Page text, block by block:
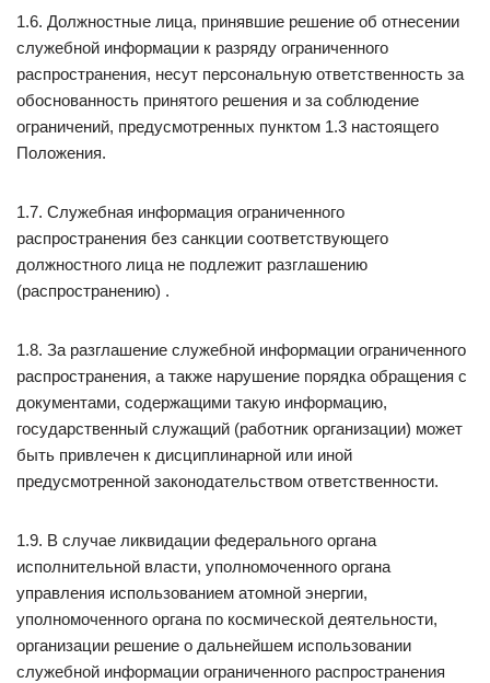
1.6. Должностные лица, принявшие решение об отнесении
служебной информации к разряду ограниченного
распространения, несут персональную ответственность за
обоснованность принятого решения и за соблюдение
ограничений, предусмотренных пунктом 1.3 настоящего
Положения.
1.7. Служебная информация ограниченного
распространения без санкции соответствующего
должностного лица не подлежит разглашению
(распространению) .
1.8. За разглашение служебной информации ограниченного
распространения, а также нарушение порядка обращения с
документами, содержащими такую информацию,
государственный служащий (работник организации) может
быть привлечен к дисциплинарной или иной
предусмотренной законодательством ответственности.
1.9. В случае ликвидации федерального органа
исполнительной власти, уполномоченного органа
управления использованием атомной энергии,
уполномоченного органа по космической деятельности,
организации решение о дальнейшем использовании
служебной информации ограниченного распространения